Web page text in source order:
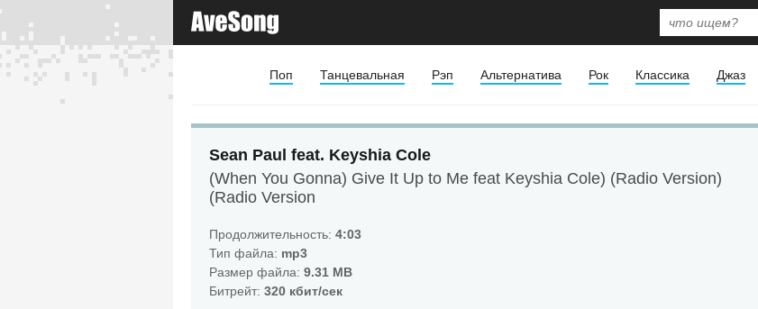
Поп Танцевальная Рэп Альтернатива Рок Классика Джаз
Sean Paul feat. Keyshia Cole
(When You Gonna) Give It Up to Me feat Keyshia Cole) (Radio Version)
(Radio Version
Продолжительность: 4:03
Тип файла: mp3
Размер файла: 9.31 MB
Битрейт: 320 кбит/сек